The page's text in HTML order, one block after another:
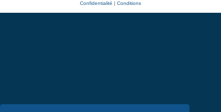
Confidentialité
Conditions